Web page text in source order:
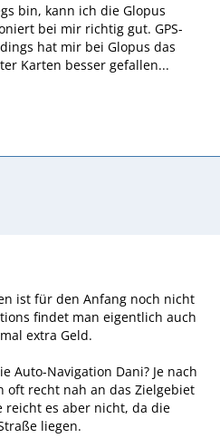
bin, kann ich die Glopus
bei mir richtig gut. GPS-
hat mir bei Glopus das
Karten besser gefallen...
ist für den Anfang noch nicht
findet man eigentlich auch
extra Geld.
Auto-Navigation Dani? Je nach
oft recht nah an das Zielgebiet
reicht es aber nicht, da die
liegen.